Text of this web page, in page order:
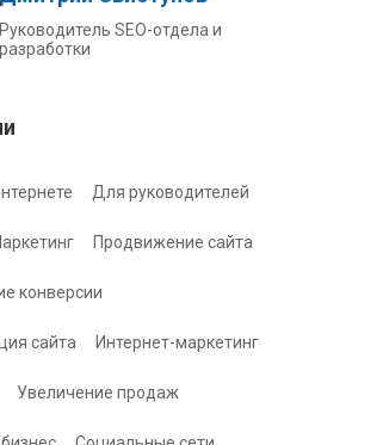
Руководитель SEO-отдела и
разработки
Для руководителей
Продвижение сайта
конверсии
сайта Интернет-маркетинг
Увеличение продаж